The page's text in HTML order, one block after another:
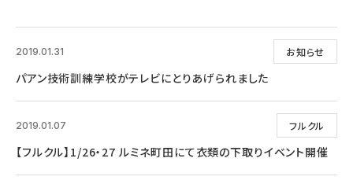
お知らせ
2019.01.31
パアン技術訓練学校がテレビにとりあげられました
フルクル
2019.01.07
【フルクル】1/26・27 ルミネ町田にて衣類の下取りイベント開催